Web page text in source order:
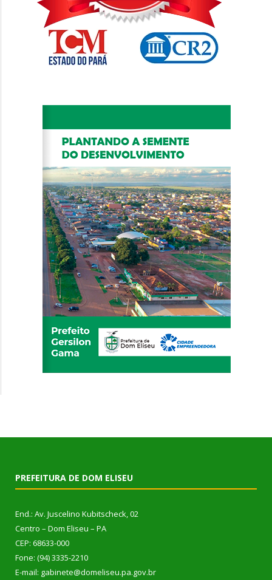
PREFEITURA DE DOM ELISEU
End.: Av. Juscelino Kubitscheck, 02
Centro – Dom Eliseu – PA
CEP: 68633-000
Fone: (94) 3335-2210
E-mail: gabinete@domeliseu.pa.gov.br